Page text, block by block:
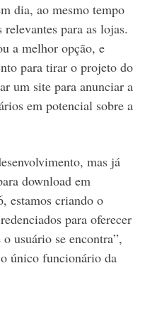
dia, ao mesmo tempo
para as lojas.
a melhor opção, e
para tirar o projeto do
um site para anunciar a
em potencial sobre a
mas já
download em
estamos criando o
para oferecer
usuário se encontra”,
único funcionário da